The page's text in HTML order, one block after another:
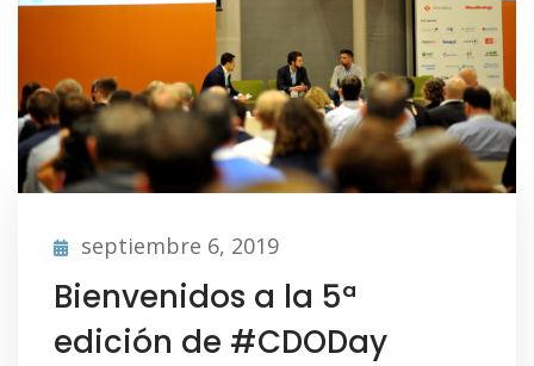
septiembre 6, 2019
Bienvenidos a la 5ª
edición de #CDODay